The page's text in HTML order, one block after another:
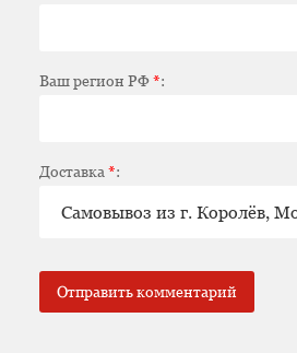
Ваш регион РФ*:
Доставка *: